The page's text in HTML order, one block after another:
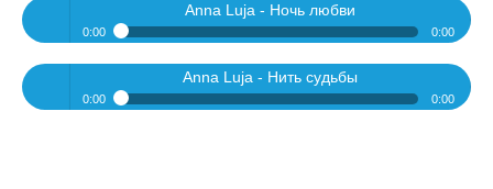
Play / Anna Luja - Подари мне небо
Play /
Anna Luja - Ночь любви
0:00 0:00
Anna Luja - Ночь любви
Anna Luja - Нить судьбы
0:00 0:00